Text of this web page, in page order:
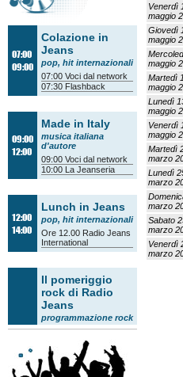
07:00
09:00
Colazione in
Jeans
pop, hit internazionali
07:00 Voci dal network
07:30 Flashback
09:00
12:00
Made in Italy
musica italiana
d'autore
09:00 Voci dal network
10:00 La Jeanseria
12:00
14:00
Lunch in Jeans
pop, hit internazionali
Ore 12.00 Radio Jeans
International
14:00
18:00
Il pomeriggio
rock di Radio
Jeans
programmazione rock
14:00Tam Tam Orienta
Voci dal network
15:30
Il quarto d'ora
accademico /Il
mestiere della
Venerdì
maggio
Giovedì
maggio
maggio
Martedì
maggio
Lunedì
maggio
Venerdì
maggio
Martedì
marzo
Lunedì
marzo
marzo
Sabato
marzo
Venerdì
marzo